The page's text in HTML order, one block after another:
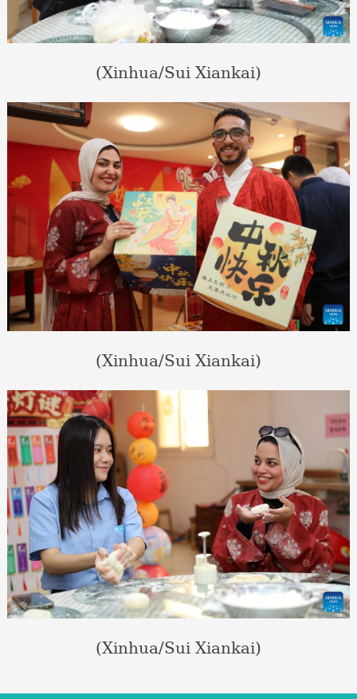
(Xinhua/Sui Xiankai)
(Xinhua/Sui Xiankai)
(Xinhua/Sui Xiankai)